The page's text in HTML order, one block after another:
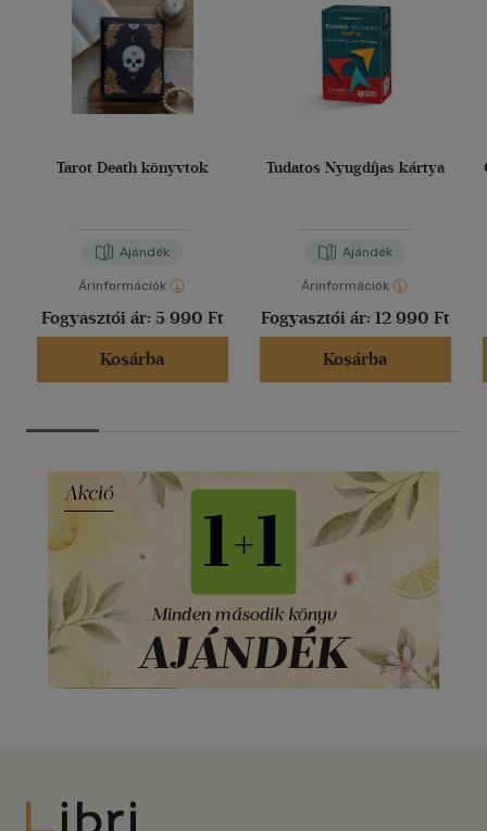
Tarot Death könyvtok
Ajándék
Árinformációk
Fogyasztói ár: 5 990 Ft
Kosárba
Tudatos Nyugdíjas kártya
Ajándék
Árinformációk
Fogyasztói ár: 12 990 Ft
Kosárba
Libri